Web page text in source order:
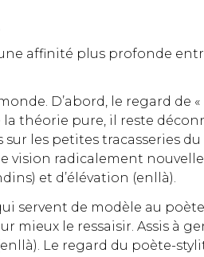
affinité plus profonde
D’abord, le regard
la théorie pure, il reste
sur les petites tracasseries
vision radicalement
et d’élévation (enllà).
servent de modèle au
mieux le ressaisir. Assis à
Le regard du poète-